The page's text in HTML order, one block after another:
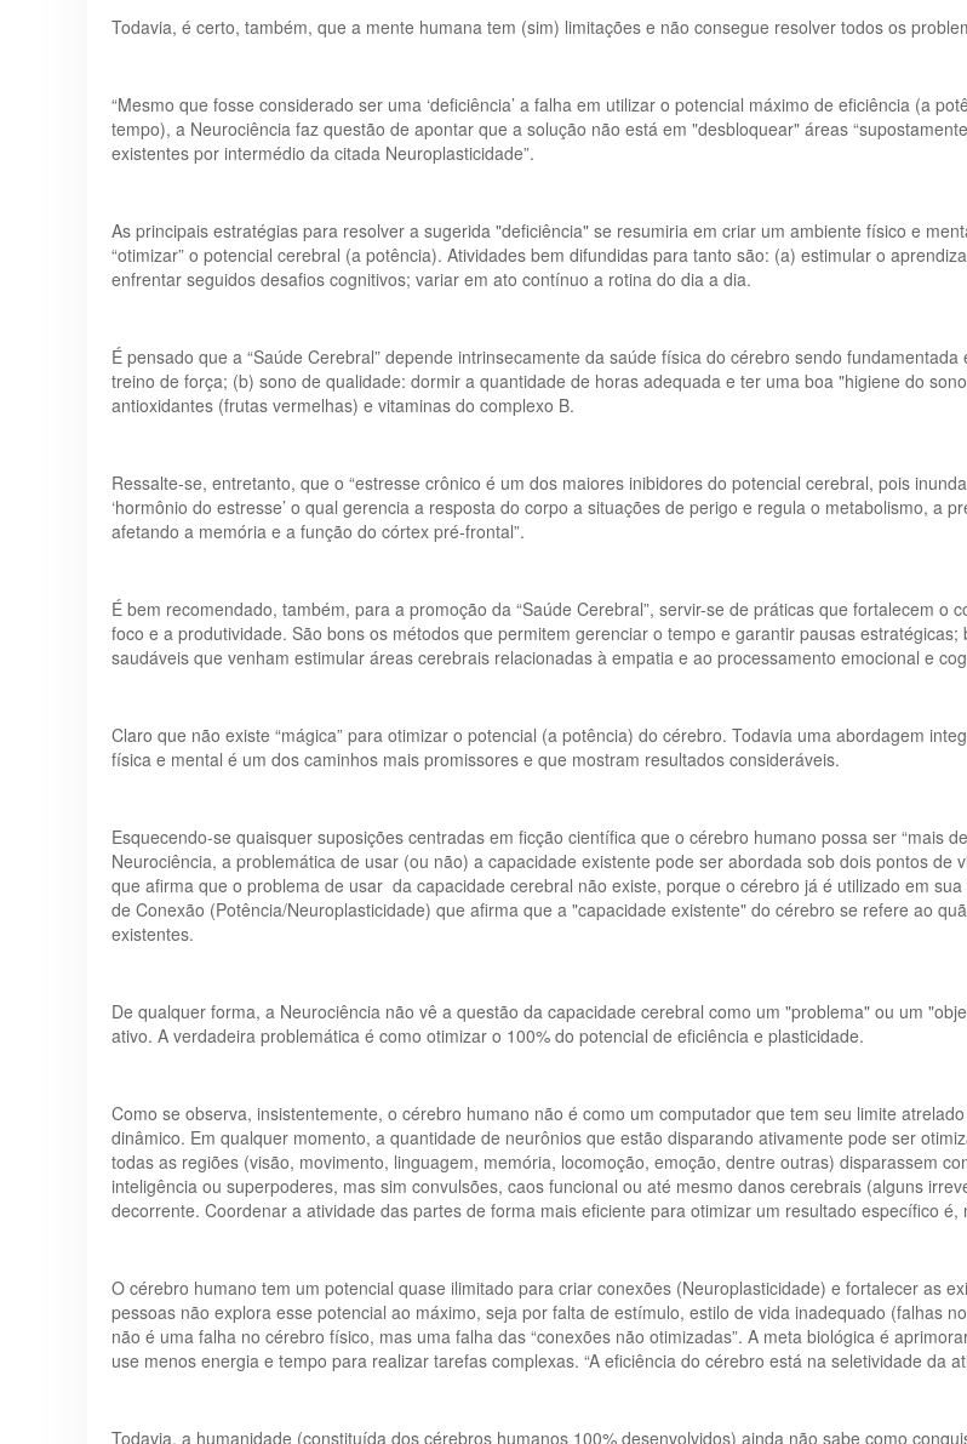
Todavia, é certo, também, que a mente humana tem (sim) limitações e não consegue resolver todos os
“Mesmo que fosse considerado ser uma ‘deficiência’ a falha em utilizar o potencial máximo de eficiência (a
tempo), a Neurociência faz questão de apontar que a solução não está em "desbloquear" áreas
existentes por intermédio da citada Neuroplasticidade”.
As principais estratégias para resolver a sugerida "deficiência" se resumiria em criar um ambiente físico e
“otimizar” o potencial cerebral (a potência). Atividades bem difundidas para tanto são: (a) estimular o
enfrentar seguidos desafios cognitivos; variar em ato contínuo a rotina do dia a dia.
É pensado que a “Saúde Cerebral” depende intrinsecamente da saúde física do cérebro sendo
treino de força; (b) sono de qualidade: dormir a quantidade de horas adequada e ter uma boa "higiene do
antioxidantes (frutas vermelhas) e vitaminas do complexo B.
Ressalte-se, entretanto, que o “estresse crônico é um dos maiores inibidores do potencial cerebral, pois
‘hormônio do estresse’ o qual gerencia a resposta do corpo a situações de perigo e regula o metabolismo, a
afetando a memória e a função do córtex pré-frontal”.
É bem recomendado, também, para a promoção da “Saúde Cerebral”, servir-se de práticas que fortalecem
foco e a produtividade. São bons os métodos que permitem gerenciar o tempo e garantir pausas
saudáveis que venham estimular áreas cerebrais relacionadas à empatia e ao processamento emocional e
Claro que não existe “mágica” para otimizar o potencial (a potência) do cérebro. Todavia uma abordagem
física e mental é um dos caminhos mais promissores e que mostram resultados consideráveis.
Esquecendo-se quaisquer suposições centradas em ficção científica que o cérebro humano possa ser “mais
Neurociência, a problemática de usar (ou não) a capacidade existente pode ser abordada sob dois pontos
que afirma que o problema de usar da capacidade cerebral não existe, porque o cérebro já é utilizado em
de Conexão (Potência/Neuroplasticidade) que afirma que a "capacidade existente" do cérebro se refere ao
existentes.
De qualquer forma, a Neurociência não vê a questão da capacidade cerebral como um "problema" ou um
ativo. A verdadeira problemática é como otimizar o 100% do potencial de eficiência e plasticidade.
Como se observa, insistentemente, o cérebro humano não é como um computador que tem seu limite
dinâmico. Em qualquer momento, a quantidade de neurônios que estão disparando ativamente pode ser
todas as regiões (visão, movimento, linguagem, memória, locomoção, emoção, dentre outras) disparassem
inteligência ou superpoderes, mas sim convulsões, caos funcional ou até mesmo danos cerebrais (alguns
decorrente. Coordenar a atividade das partes de forma mais eficiente para otimizar um resultado específico
O cérebro humano tem um potencial quase ilimitado para criar conexões (Neuroplasticidade) e fortalecer as
pessoas não explora esse potencial ao máximo, seja por falta de estímulo, estilo de vida inadequado (falhas
não é uma falha no cérebro físico, mas uma falha das “conexões não otimizadas”. A meta biológica é
use menos energia e tempo para realizar tarefas complexas. “A eficiência do cérebro está na seletividade da
Todavia, a humanidade (constituída dos cérebros humanos 100% desenvolvidos) ainda não sabe como